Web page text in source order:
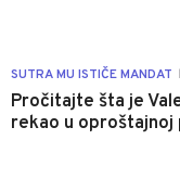
SUTRA MU ISTIČE MANDAT
Pročitajte šta je
rekao u oproštajnoj